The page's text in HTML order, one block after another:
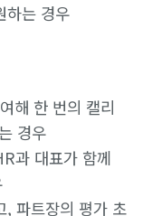
하는 경우
해 한 번의 캘리
경우
과 대표가 함께
, 파트장의 평가 초